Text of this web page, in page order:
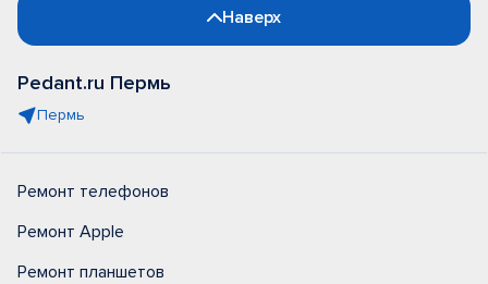
Наверх
Pedant.ru Пермь
Пермь
Ремонт телефонов
Ремонт Apple
Ремонт планшетов